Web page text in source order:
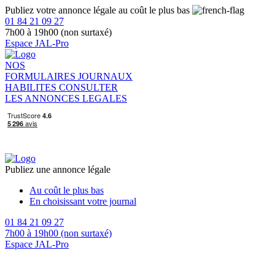
Publiez votre annonce légale au coût le plus bas
01 84 21 09 27
7h00 à 19h00 (non surtaxé)
Espace JAL-Pro
NOS
FORMULAIRES JOURNAUX
HABILITES CONSULTER
LES ANNONCES LEGALES
Publiez une annonce légale
Au coût le plus bas
En choisissant votre journal
01 84 21 09 27
7h00 à 19h00 (non surtaxé)
Espace JAL-Pro